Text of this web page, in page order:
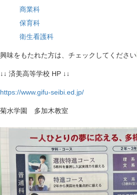
商業科
保育科
衛生看護科
興味をもたれた方は、チェックしてください
↓↓ 済美高等学校 HP ↓↓
https://www.gifu-seibi.ed.jp/
菊水学園 多加木教室